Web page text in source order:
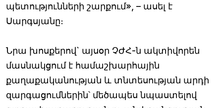
պետությունների շարքում», – ասել է
Սարգսյանը։
Նրա խոսքերով` այսօր ՉԺՀ-ն ակտիվորեն
մասնակցում է համաշխարհային
քաղաքականության և տնտեսության արդի
զարգացումներին՝ մեծապես նպաստելով